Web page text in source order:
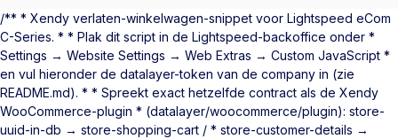
/** * Xendy verlaten-winkelwagen-snippet voor Lightspeed eCom
C-Series. * * Plak dit script in de Lightspeed-backoffice onder *
Settings → Website Settings → Web Extras → Custom JavaScript *
en vul hieronder de datalayer-token van de company in (zie
README.md). * * Spreekt exact hetzelfde contract als de Xendy
WooCommerce-plugin * (datalayer/woocommerce/plugin): store-
uuid-in-db → store-shopping-cart / * store-customer-details →